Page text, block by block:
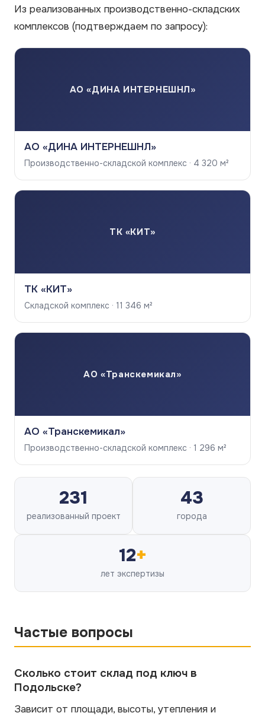
Из реализованных производственно-складских
комплексов (подтверждаем по запросу):
АО «ДИНА ИНТЕРНЕШНЛ»
АО «ДИНА ИНТЕРНЕШНЛ»
Производственно-складской комплекс · 4 320 м²
ТК «КИТ»
ТК «КИТ»
Складской комплекс · 11 346 м²
АО «Транскемикал»
АО «Транскемикал»
Производственно-складской комплекс · 1 296 м²
231
реализованный проект
43
города
12+
лет экспертизы
Частые вопросы
Сколько стоит склад под ключ в
Подольске?
Зависит от площади, высоты, утепления и